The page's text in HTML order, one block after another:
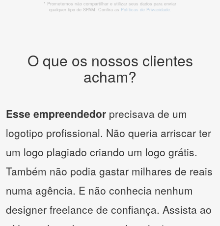
* Prometemos não compartilhar e utilizar seus dados para enviar
qualquer tipo de SPAM. Confira as Políticas de Privacidade.
O que os nossos clientes
acham?
Esse empreendedor precisava de um
logotipo profissional. Não queria arriscar ter
um logo plagiado criando um logo grátis.
Também não podia gastar milhares de reais
numa agência. E não conhecia nenhum
designer freelance de confiança. Assista ao